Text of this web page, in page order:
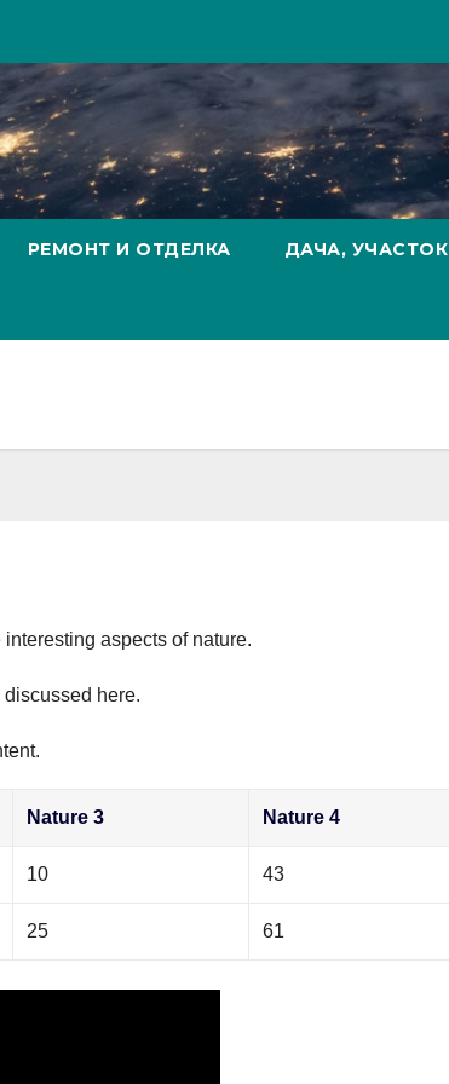
РЕМОНТ И ОТДЕЛКА ДАЧА, УЧАСТОК
aspects of nature.
here.
Nature 3 Nature 4
10 43
25 61